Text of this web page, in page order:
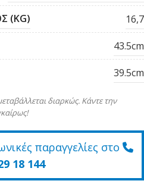
(KG) 16,7
43.5cm
39.5cm
διαρκώς. Κάντε την
παραγγελίες στο
18 144